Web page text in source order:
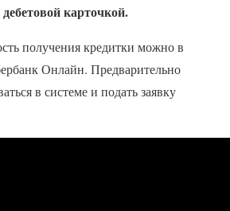
карточкой.
получения кредитки можно в
Онлайн. Предварительно
в системе и подать заявку